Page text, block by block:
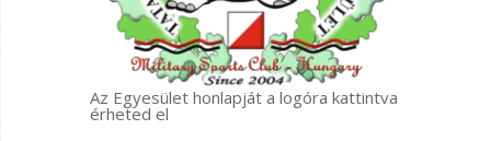
Az Egyesület honlapját a logóra kattintva
érheted el